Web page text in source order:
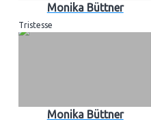
Monika Büttner
Tristesse
Monika Büttner